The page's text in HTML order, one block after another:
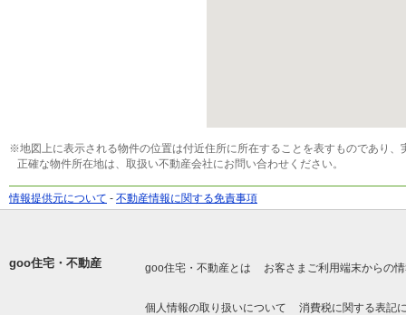
※地図上に表示される物件の位置は付近住所に所在することを表すものであり
正確な物件所在地は、取扱い不動産会社にお問い合わせください。
情報提供元について - 不動産情報に関する免責事項
goo住宅・不動産 goo住宅・不動産とは お客さまご利用端末からの
個人情報の取り扱いについて 消費税に関する表記